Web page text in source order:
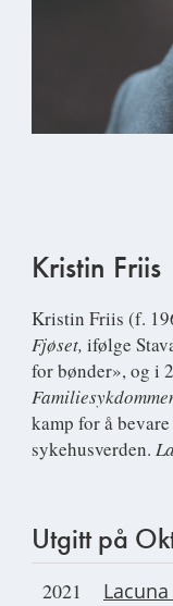
Kristin Friis
Kristin Friis (f.
Fjøset, ifølge
for bønder», og i
kamp for å
sykehusverden.
Utgitt på
2021